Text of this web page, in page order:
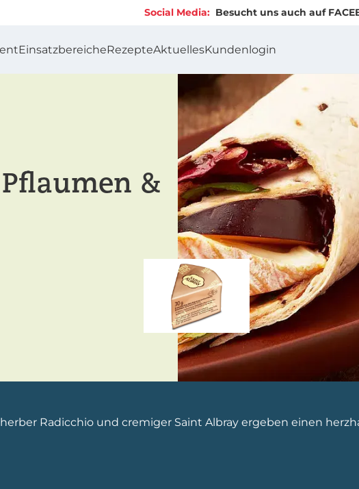
Social Media: Besucht uns auch auf
EinsatzbereicheRezepteAktuellesKundenlogin
&
Radicchio und cremiger Saint Albray ergeben einen